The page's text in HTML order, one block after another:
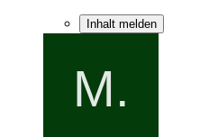
Inhalt melden